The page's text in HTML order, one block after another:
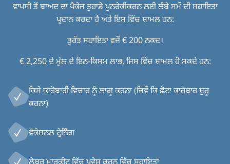
ਵਾਪਸੀ ਤੋਂ ਬਾਅਦ ਦਾ ਪੈਕੇਜ ਤੁਹਾਡੇ ਪੁਨਰੇਕੀਕਰਨ ਲਈ ਲੰਬੇ ਸਮੇਂ ਦੀ ਸਹਾਇਤਾ
ਪ੍ਰਦਾਨ ਕਰਦਾ ਹੈ ਅਤੇ ਇਸ ਵਿੱਚ ਸ਼ਾਮਲ ਹਨ:
ਤੁਰੰਤ ਸਹਾਇਤਾ ਵਜੋਂ € 200 ਨਕਦ।
€ 2,250 ਦੇ ਮੁੱਲ ਦੇ ਇਨ-ਕਿਸਮ ਲਾਭ, ਜਿਸ ਵਿੱਚ ਸ਼ਾਮਲ ਹੋ ਸਕਦੇ ਹਨ:
ਕਿਸੇ ਕਾਰੋਬਾਰੀ ਵਿਚਾਰ ਨੂੰ ਲਾਗੂ ਕਰਨਾ (ਜਿਵੇਂ ਕਿ ਛੋਟਾ ਕਾਰੋਬਾਰ ਸ਼ੁਰੂ
ਕਰਨਾ)
ਵੋਕੇਸ਼ਨਲ ਟ੍ਰੇਨਿੰਗ
ਲੇਬਰ ਮਾਰਕੀਟ ਵਿੱਚ ਪ੍ਰਵੇਸ਼ ਕਰਨ ਵਿੱਚ ਸਹਾਇਤਾ